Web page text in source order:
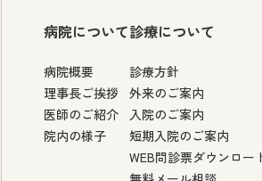
病院について
病院概要
理事長ご挨拶
医師のご紹介
院内の様子
診療について
診療方針
外来のご案内
入院のご案内
短期入院のご案内
WEB問診票ダウンロー